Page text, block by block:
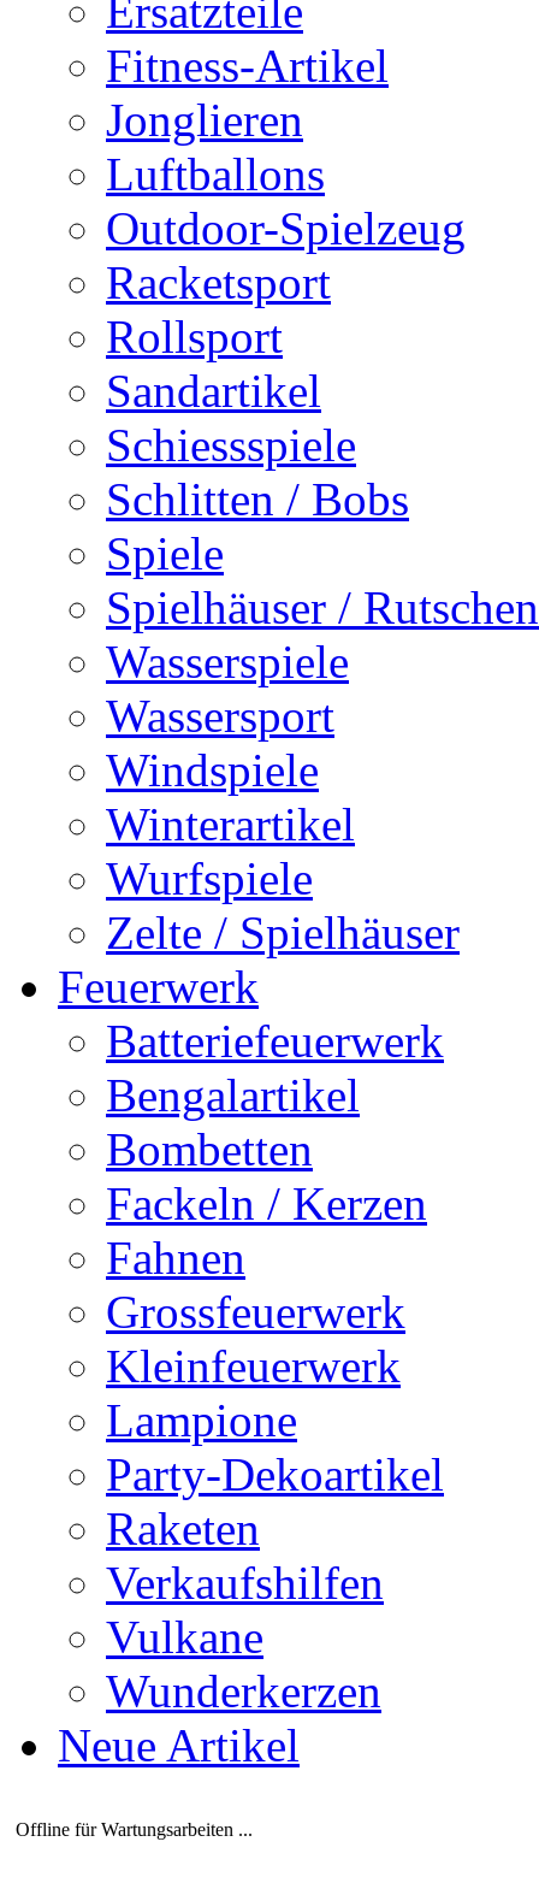
Ersatzteile
Fitness-Artikel
Jonglieren
Luftballons
Outdoor-Spielzeug
Racketsport
Rollsport
Sandartikel
Schiessspiele
Schlitten / Bobs
Spiele
Spielhäuser / Rutschen
Wasserspiele
Wassersport
Windspiele
Winterartikel
Wurfspiele
Zelte / Spielhäuser
Feuerwerk
Batteriefeuerwerk
Bengalartikel
Bombetten
Fackeln / Kerzen
Fahnen
Grossfeuerwerk
Kleinfeuerwerk
Lampione
Party-Dekoartikel
Raketen
Verkaufshilfen
Vulkane
Wunderkerzen
Neue Artikel
Offline für Wartungsarbeiten ...